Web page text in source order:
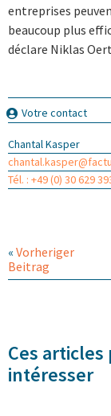
entreprises
beaucoup plus
déclare Niklas
Votre contact
Chantal Kasper
Tél. : +49 (0) 30 629
« Vorheriger
Beitrag
Ces
intéresser